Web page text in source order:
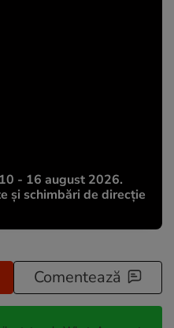
- 16 august 2026.
și schimbări de direcție
Comentează